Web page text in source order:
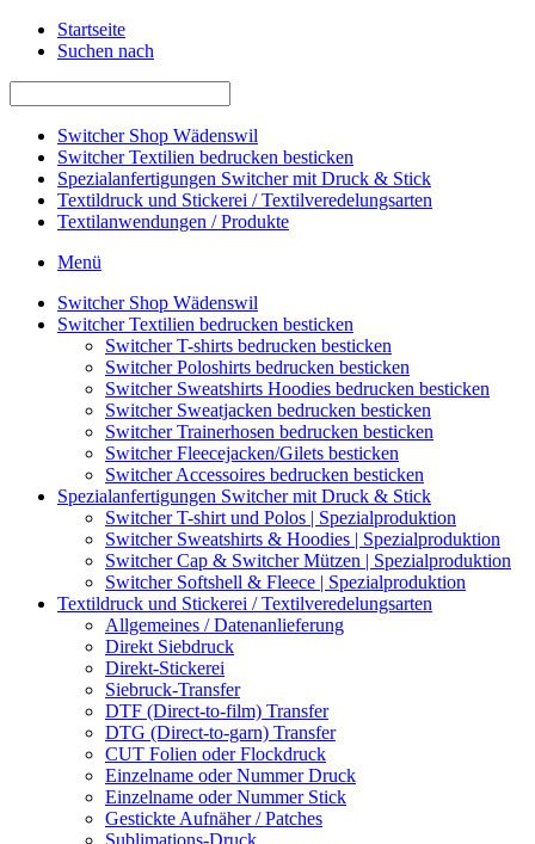
Startseite
Suchen nach
Switcher Shop Wädenswil
Switcher Textilien bedrucken besticken
Spezialanfertigungen Switcher mit Druck & Stick
Textildruck und Stickerei / Textilveredelungsarten
Textilanwendungen / Produkte
Menü
Switcher Shop Wädenswil
Switcher Textilien bedrucken besticken
Switcher T-shirts bedrucken besticken
Switcher Poloshirts bedrucken besticken
Switcher Sweatshirts Hoodies bedrucken besticken
Switcher Sweatjacken bedrucken besticken
Switcher Trainerhosen bedrucken besticken
Switcher Fleecejacken/Gilets besticken
Switcher Accessoires bedrucken besticken
Spezialanfertigungen Switcher mit Druck & Stick
Switcher T-shirt und Polos | Spezialproduktion
Switcher Sweatshirts & Hoodies | Spezialproduktion
Switcher Cap & Switcher Mützen | Spezialproduktion
Switcher Softshell & Fleece | Spezialproduktion
Textildruck und Stickerei / Textilveredelungsarten
Allgemeines / Datenanlieferung
Direkt Siebdruck
Direkt-Stickerei
Siebruck-Transfer
DTF (Direct-to-film) Transfer
DTG (Direct-to-garn) Transfer
CUT Folien oder Flockdruck
Einzelname oder Nummer Druck
Einzelname oder Nummer Stick
Gestickte Aufnäher / Patches
Sublimations-Druck